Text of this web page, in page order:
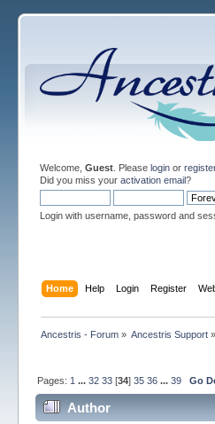
Welcome, Guest. Please loginor register
Did you miss your activation email?
Login with username, password and
Home Help Login Register
Ancestris - Forum» Ancestris Support »
Pages: 1 ... 32 33[34] 35 36 ... 39 Go
Author